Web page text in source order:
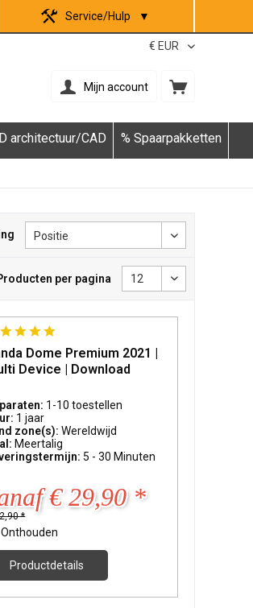
Service/Hulp ▼
Mijn account
architectuur/CAD % Spaarpakketten
per pagina
Dome Premium 2021 |
Device | Download
1-10 toestellen
1 jaar
zone(s):Wereldwijd
Meertalig
5 - 30 Minuten
€ 29,90 *
*
Onthouden
Productdetails